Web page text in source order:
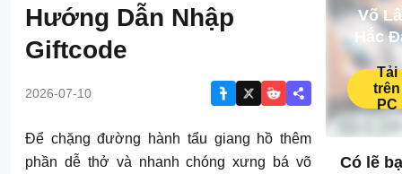
Hướng Dẫn Nhập
Giftcode
2026-07-10
Để chặng đường hành tẩu giang hồ thêm
phần dễ thở và nhanh chóng xưng bá võ
Võ
Hắc
Tải
trên
PC
Có lẽ